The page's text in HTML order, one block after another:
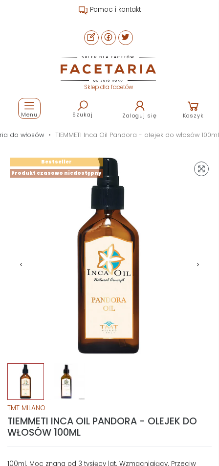
Pomoc i kontakt
Sklep dla facetów
Szukaj Zaloguj się Koszyk
Menu
do włosów TIEMMETI Inca Oil Pandora - olejek do włosów 100ml
Produkt czasowo niedostępny
Bestseller
TMT MILANO
TIEMMETI INCA OIL PANDORA - OLEJEK DO
WŁOSÓW 100ML
100ml. Moc znana od 3 tysięcy lat. Wzmacniający. Przeciw